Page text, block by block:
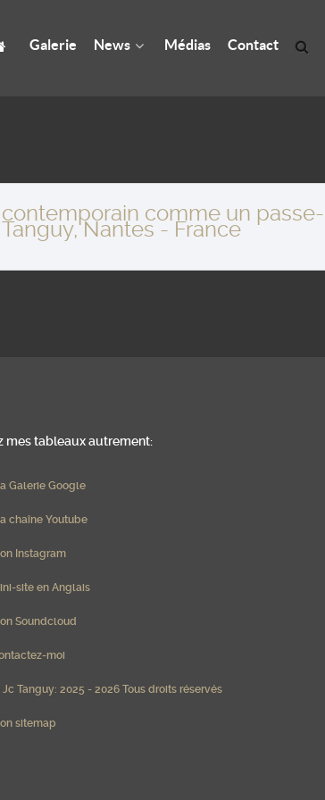
Galerie News Médias Contact
contemporain comme un
Nantes - France
mes tableaux autrement:
Galerie Google
chaîne Youtube
Instagram
site en Anglais
Soundcloud
moi
Tanguy: 2025 - 2026 Tous droits réservés
sitemap